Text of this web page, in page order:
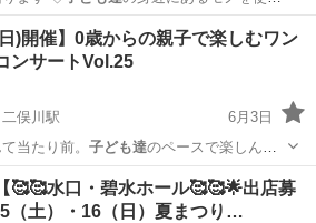
寺駅 ワークショップ 冬休み
日)開催】0歳からの親子で楽しむワン
ンサートVol.25
俣川駅
6月3日
当たり前。 子ども達のペースで楽しんで
駅 コンサート/ショー ベビーカー
🥰🥰水口・碧水ホール🥰🥰🌟出店募
（土）・16（日）夏まつり…